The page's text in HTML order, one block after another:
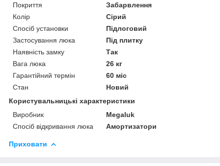
Покриття
Забарвлення
Колір
Сірий
Спосіб установки
Підлоговий
Застосування люка
Під плитку
Наявність замку
Так
Вага люка
26 кг
Гарантійний термін
60 міс
Стан
Новий
Користувальницькі характеристики
Виробник
Megaluk
Спосіб відкривання люка
Амортизатори
Приховати